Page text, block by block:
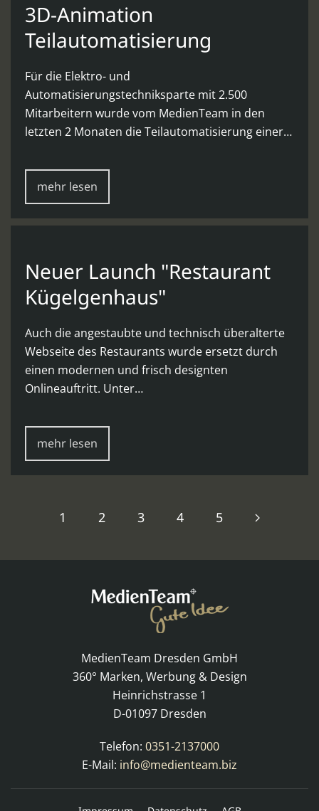
3D-Animation
Teilautomatisierung
Für die Elektro- und
Automatisierungstechniksparte mit 2.500
Mitarbeitern wurde vom MedienTeam in den
letzten 2 Monaten die Teilautomatisierung einer…
mehr lesen
Neuer Launch "Restaurant
Kügelgenhaus"
Auch die angestaubte und technisch überalterte
Webseite des Restaurants wurde ersetzt durch
einen modernen und frisch designten
Onlineauftritt. Unter…
mehr lesen
1 2 3 4 5
MedienTeam Dresden GmbH
360° Marken, Werbung & Design
Heinrichstrasse 1
D-01097 Dresden
Telefon: 0351-2137000
E-Mail: info@medienteam.biz